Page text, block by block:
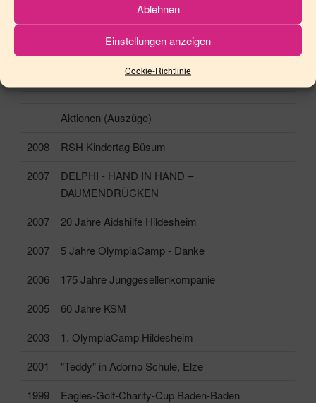
Ablehnen
Einstellungen anzeigen
Cookie-Richtlinie
Hand in Hand for Children Oberhausen
Dorint Sülte-Lobbybar Hildesheim (heute Novotel)
Aktionen (Auszüge)
2008
RSH Kindertag Büsum
2007
DELPHI - HAND IN HAND –
DAUMENDRÜCKEN
2007
20 Jahre Aidshilfe Hildesheim
2007
5 Jahre OlympiaCamp - Danke
2006
175 Jahre Junggesellenkompanie
2005
60 Jahre KSM
2003
1. OlympiaCamp Hildesheim
2001
"Teddy" in Adorno Schule, Elze
1999
Eagles-Golf-Charity-Cup Baden-Baden